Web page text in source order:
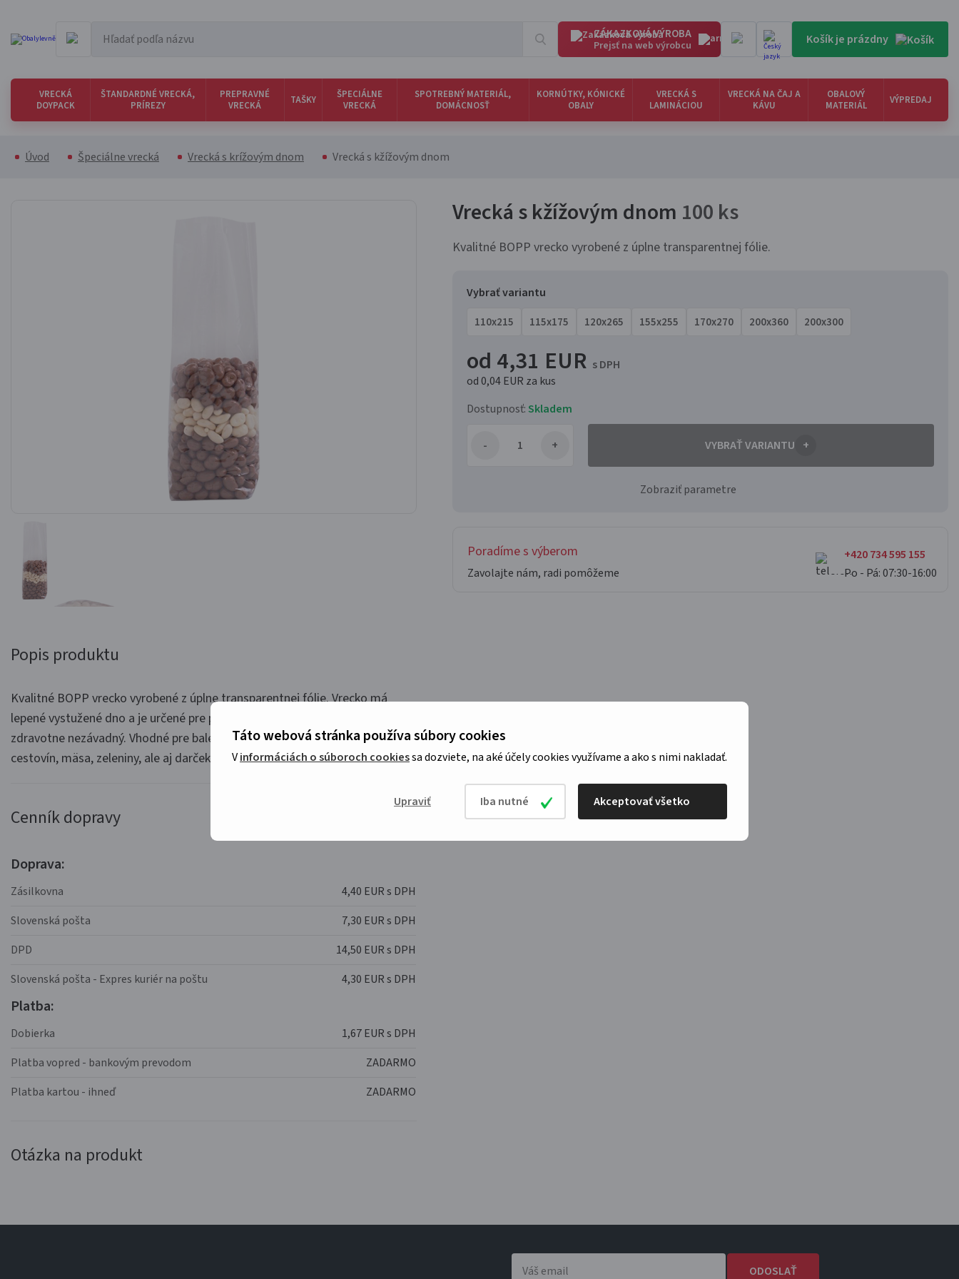
Táto webová stránka používa súbory cookies
Vinformáciách o súboroch cookiessa dozviete, na aké účely cookies využívame a ako s nimi nakladať.
Upraviť Iba nutné Akceptovať všetko
ZÁKAZKOVÁ VÝROBA
Prejsť na web výrobcu Košík je prázdny
VRECKÁ
DOYPACK
ŠTANDARDNÉ VRECKÁ,
PRÍREZY
PREPRAVNÉ
VRECKÁ
TAŠKY
ŠPECIÁLNE
VRECKÁ
SPOTREBNÝ MATERIÁL,
DOMÁCNOSŤ
KORNÚTKY, KÓNICKÉ
OBALY
VRECKÁ S
LAMINÁCIOU
VRECKÁ NA ČAJ A
KÁVU
OBALOVÝ
MATERIÁL
VÝPREDAJ
Úvod Špeciálne vrecká Vrecká s krížovým dnom Vrecká s kžížovým dnom
Vrecká s kžížovým dnom 100 ks
Kvalitné BOPP vrecko vyrobené z úplne transparentnej fólie.
Vybrať variantu
110x215 115x175 120x265 155x255 170x270 200x360 200x300
od 4,31 EUR s DPH
od 0,04 EUR za kus
Dostupnosť:Skladem
VYBRAŤ VARIANTU +
Zobraziť parametre
Poradíme s výberom
Zavolajte nám, radi pomôžeme
+420 734 595 155
Po - Pá: 07:30-16:00
Popis produktu
Kvalitné BOPP vrecko vyrobené z úplne transparentnej fólie. Vrecko má
lepené vystužené dno a je určené pre priamy styk s potravinami a je
zdravotne nezávadný. Vhodné pre balenie potravín, pekárenských výrobkov,
cestovín, mäsa, zeleniny, ale aj darčekových balíčkov, na aranžovanie.
Cenník dopravy
Doprava:
Zásilkovna
4,40 EUR s DPH
Slovenská pošta
7,30 EUR s DPH
DPD
14,50 EUR s DPH
Slovenská pošta - Expres kuriér na poštu
4,30 EUR s DPH
Platba:
Dobierka
1,67 EUR s DPH
Platba vopred - bankovým prevodom
ZADARMO
Platba kartou - ihneď
ZADARMO
Otázka na produkt
ODOSLAŤ